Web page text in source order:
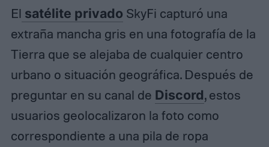
El satélite privado SkyFi capturó una
extraña mancha gris en una fotografía de la
Tierra que se alejaba de cualquier centro
urbano o situación geográfica. Después de
preguntar en su canal de Discord, estos
usuarios geolocalizaron la foto como
correspondiente a una pila de ropa